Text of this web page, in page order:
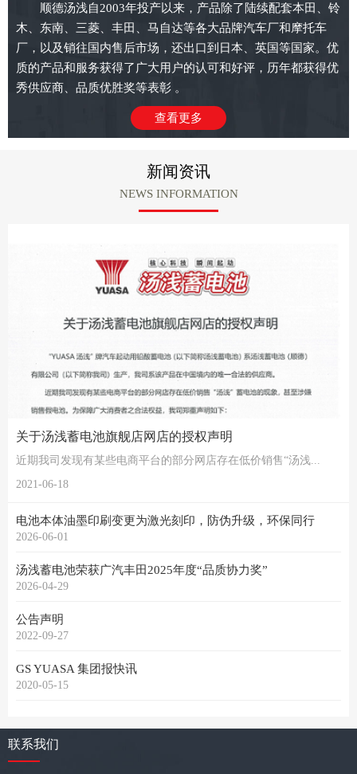
顺德汤浅自2003年投产以来，产品除了陆续配套本田、铃
木、东南、三菱、丰田、马自达等各大品牌汽车厂和摩托车
厂，以及销往国内售后市场，还出口到日本、英国等国家。优
质的产品和服务获得了广大用户的认可和好评，历年都获得优
秀供应商、品质优胜奖等表彰 。
查看更多
新闻资讯
NEWS INFORMATION
关于汤浅蓄电池旗舰店网店的授权声明
近期我司发现有某些电商平台的部分网店存在低价销售“汤浅...
2021-06-18
电池本体油墨印刷变更为激光刻印，防伪升级，环保同行
2026-06-01
汤浅蓄电池荣获广汽丰田2025年度“品质协力奖”
2026-04-29
公告声明
2022-09-27
GS YUASA 集团报快讯
2020-05-15
联系我们